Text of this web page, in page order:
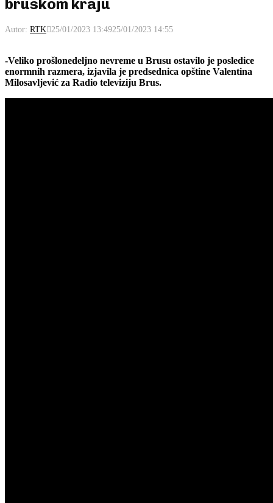
bruskom kraju
Autor: RTK 25/01/2023 13:4925/01/2023 14:55
-Veliko prošlonedeljno nevreme u Brusu ostavilo je posledice
enormnih razmera, izjavila je predsednica opštine Valentina
Milosavljević za Radio televiziju Brus.